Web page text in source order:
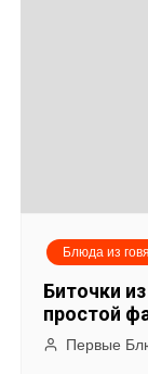
Блюда из
Биточки
простой
Первые